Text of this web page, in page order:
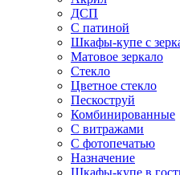
ДСП
С патиной
Шкафы-купе с
Матовое зеркало
Стекло
Цветное стекло
Пескоструй
Комбинированные
С витражами
С фотопечатью
Назначение
Шкафы-купе в